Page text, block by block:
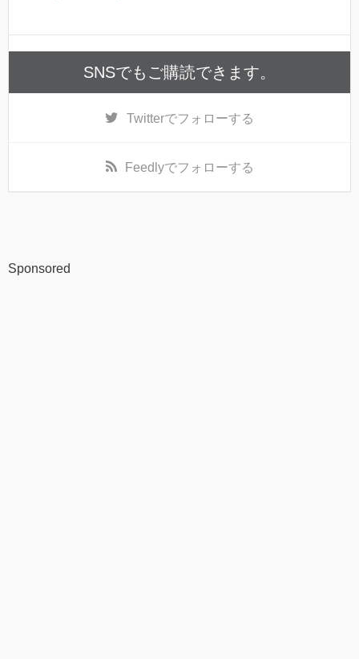
SNSでもご購読できます。
Twitterでフォローする
Feedlyでフォローする
Sponsored